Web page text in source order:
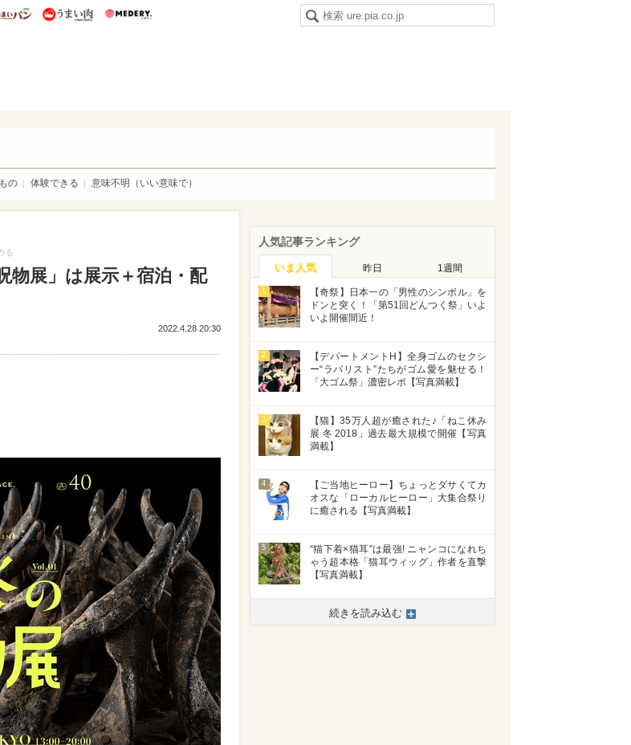
集
いめし うまいパン うまい肉
の 体験できる 意味不明（いい意味で）
る
物展」は展示＋宿泊・配
2022.4.28 20:30
人気記事ランキング
いま人気 昨日 1週間
1
【奇祭】日本一の「男性のシンボル」を
ドンと突く！「第51回どんつく祭」いよ
いよ開催間近！
2
【デパートメントH】全身ゴムのセクシ
ー“ラバリスト”たちがゴム愛を魅せる！
「大ゴム祭」濃密レポ【写真満載】
3
【猫】35万人超が癒された♪「ねこ休み
展 冬 2018」過去最大規模で開催【写真
満載】
4
【ご当地ヒーロー】ちょっとダサくてカ
オスな「ローカルヒーロー」大集合祭り
に癒される【写真満載】
5
“猫下着×猫耳”は最強! ニャンコになれち
ゃう超本格「猫耳ウィッグ」作者を直撃
【写真満載】
続きを読み込む